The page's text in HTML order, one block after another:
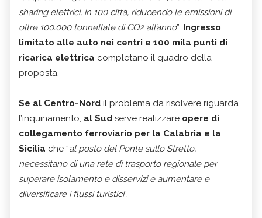
sharing elettrici, in 100 città, riducendo le emissioni di
oltre 100.000 tonnellate di CO2 all’anno”. Ingresso
limitato alle auto nei centri e 100 mila punti di
ricarica elettrica completano il quadro della
proposta.
Se al Centro-Nord il problema da risolvere riguarda
l’inquinamento, al Sud serve realizzare opere di
collegamento ferroviario per la Calabria e la
Sicilia che “al posto del Ponte sullo Stretto,
necessitano di una rete di trasporto regionale per
superare isolamento e disservizi e aumentare e
diversificare i flussi turistici”.